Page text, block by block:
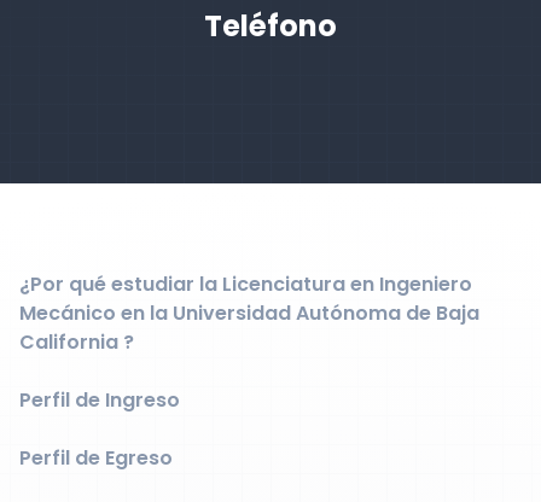
Teléfono
¿Por qué estudiar la Licenciatura en Ingeniero
Mecánico en la Universidad Autónoma de Baja
California ?
Perfil de Ingreso
Perfil de Egreso